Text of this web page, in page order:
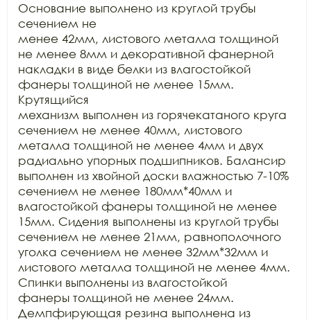
Основание выполнено из круглой трубы
сечением не
менее 42мм, листового металла толщиной
не менее 8мм и декоративной фанерной
накладки в виде белки из влагостойкой
фанеры толщиной не менее 15мм.
Крутящийся
механизм выполнен из горячекатаного круга
сечением не менее 40мм, листового
металла толщиной не менее 4мм и двух
радиально упорных подшипников. Балансир
выполнен из хвойной доски влажностью 7-10%
сечением не менее 180мм*40мм и
влагостойкой фанеры толщиной не менее
15мм. Сидения выполнены из круглой трубы
сечением не менее 21мм, равнополочного
уголка сечением не менее 32мм*32мм и
листового металла толщиной не менее 4мм.
Спинки выполнены из влагостойкой
фанеры толщиной не менее 24мм.
Демпфирующая резина выполнена из